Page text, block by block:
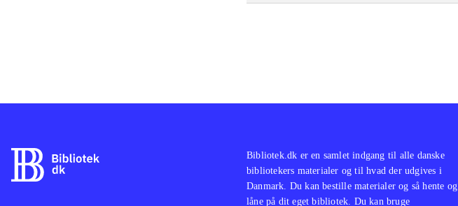
Bibliotek.dk er en samlet indgang til alle danske
bibliotekers materialer og til hvad der udgives i
Danmark. Du kan bestille materialer og så hente og
låne på dit eget bibliotek. Du kan bruge